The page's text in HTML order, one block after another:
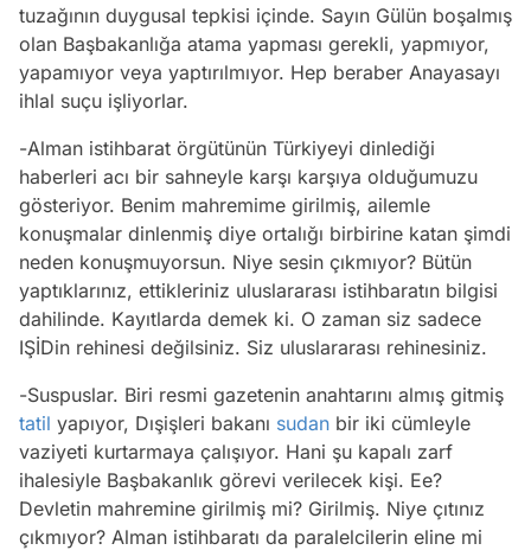
tuzağının duygusal tepkisi içinde. Sayın Gülün boşalmış
olan Başbakanlığa atama yapması gerekli, yapmıyor,
yapamıyor veya yaptırılmıyor. Hep beraber Anayasayı
ihlal suçu işliyorlar.
-Alman istihbarat örgütünün Türkiyeyi dinlediği
haberleri acı bir sahneyle karşı karşıya olduğumuzu
gösteriyor. Benim mahremime girilmiş, ailemle
konuşmalar dinlenmiş diye ortalığı birbirine katan şimdi
neden konuşmuyorsun. Niye sesin çıkmıyor? Bütün
yaptıklarınız, ettikleriniz uluslararası istihbaratın bilgisi
dahilinde. Kayıtlarda demek ki. O zaman siz sadece
IŞİDin rehinesi değilsiniz. Siz uluslararası rehinesiniz.
-Suspuslar. Biri resmi gazetenin anahtarını almış gitmiş
tatil yapıyor, Dışişleri bakanı sudan bir iki cümleyle
vaziyeti kurtarmaya çalışıyor. Hani şu kapalı zarf
ihalesiyle Başbakanlık görevi verilecek kişi. Ee?
Devletin mahremine girilmiş mi? Girilmiş. Niye çıtınız
çıkmıyor? Alman istihbaratı da paralelcilerin eline mi